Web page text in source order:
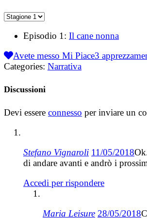
Episodio 1: Il cane nonna
Avete messo Mi Piace3
Categories: Narrativa
Discussioni
Devi essere connesso per inviare un
Stefano Vignaroli 11/05/2018
di andare avanti e andrò i
Accedi per rispondere
Maria Leisure 28/05/2018